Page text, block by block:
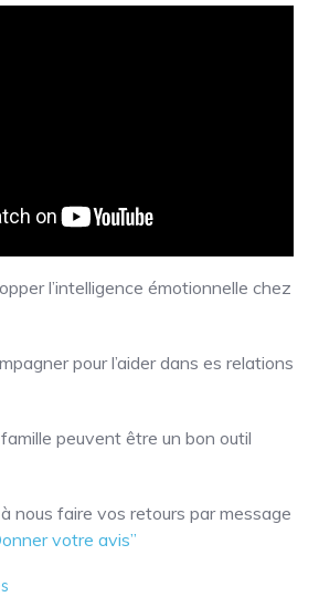
l’intelligence émotionnelle chez
pour l’aider dans es relations
peuvent être un bon outil
nous faire vos retours par message
votre avis”